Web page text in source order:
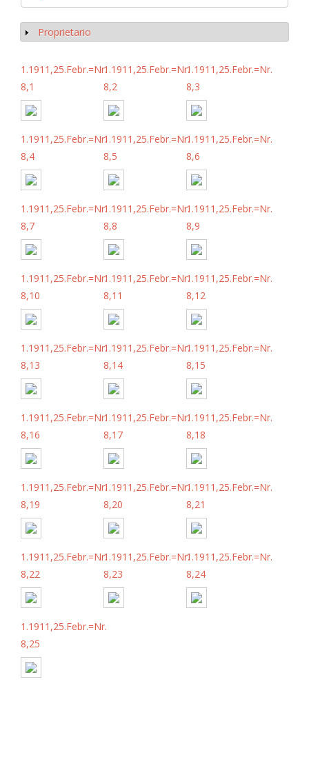
Mostrar
Proprietario
1.1911,25.Febr.=Nr.
8,1
1.1911,25.Febr.=Nr.
8,2
1.1911,25.Febr.=Nr.
8,3
1.1911,25.Febr.=Nr.
8,4
1.1911,25.Febr.=Nr.
8,5
1.1911,25.Febr.=Nr.
8,6
1.1911,25.Febr.=Nr.
8,7
1.1911,25.Febr.=Nr.
8,8
1.1911,25.Febr.=Nr.
8,9
1.1911,25.Febr.=Nr.
8,10
1.1911,25.Febr.=Nr.
8,11
1.1911,25.Febr.=Nr.
8,12
1.1911,25.Febr.=Nr.
8,13
1.1911,25.Febr.=Nr.
8,14
1.1911,25.Febr.=Nr.
8,15
1.1911,25.Febr.=Nr.
8,16
1.1911,25.Febr.=Nr.
8,17
1.1911,25.Febr.=Nr.
8,18
1.1911,25.Febr.=Nr.
8,19
1.1911,25.Febr.=Nr.
8,20
1.1911,25.Febr.=Nr.
8,21
1.1911,25.Febr.=Nr.
8,22
1.1911,25.Febr.=Nr.
8,23
1.1911,25.Febr.=Nr.
8,24
1.1911,25.Febr.=Nr.
8,25